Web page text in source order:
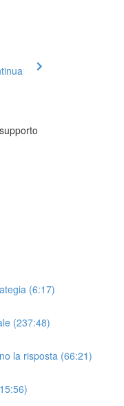
(6:17)
(237:48)
la risposta (66:21)